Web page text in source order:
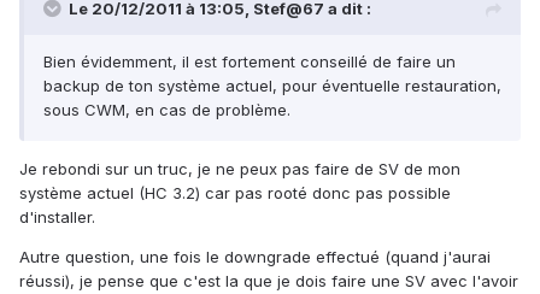
Le 20/12/2011 à 13:05, Stef@67 a dit :
Bien évidemment, il est fortement conseillé de faire un
backup de ton système actuel, pour éventuelle restauration,
sous CWM, en cas de problème.
Je rebondi sur un truc, je ne peux pas faire de SV de mon
système actuel (HC 3.2) car pas rooté donc pas possible
d'installer.
Autre question, une fois le downgrade effectué (quand j'aurai
réussi), je pense que c'est la que je dois faire une SV avec l'avoir